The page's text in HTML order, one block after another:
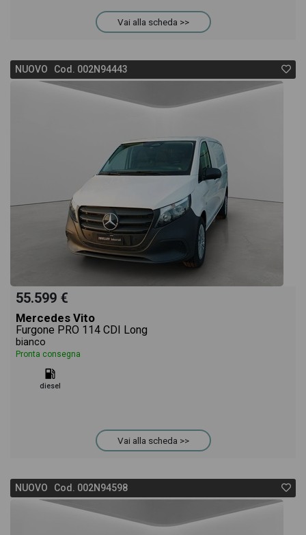
Vai alla scheda >>
NUOVO Cod. 002N94443
55.599 €
Mercedes Vito
Furgone PRO 114 CDI Long
bianco
Pronta consegna
diesel
Vai alla scheda >>
NUOVO Cod. 002N94598